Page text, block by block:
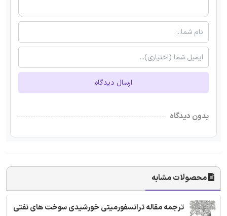
ارسال دیدگاه
بدون دیدگاه
محصولات مشابه
ترجمه مقاله ترانسفورمیتی خورشیدی سوخت های نفتی